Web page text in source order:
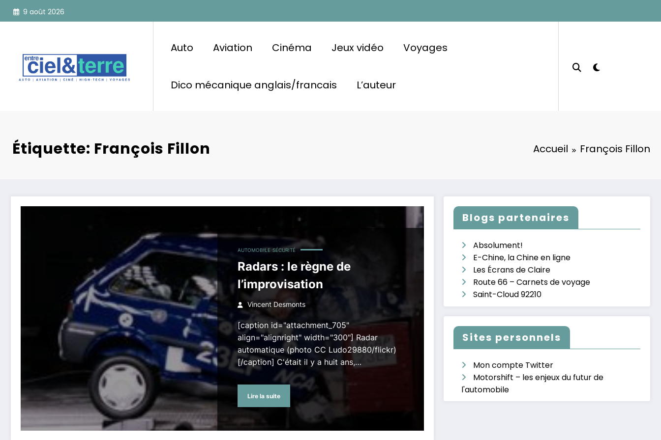
Aller
9 août 2026
Auto Aviation Cinéma Jeux vidéo Voyages
Dico mécanique anglais/francais L’auteur
Étiquette: François Fillon Accueil François Fillon
AUTOMOBILE SÉCURITÉ
Radars : le règne de
l’improvisation
Vincent Desmonts
[caption id="attachment_705"
align="alignright" width="300"] Radar
automatique (photo CC Ludo29880/flickr)
[/caption] C'était il y a huit ans,…
Lire la suite
Blogs partenaires
Absolument!
E-Chine, la Chine en ligne
Les Écrans de Claire
Route 66 – Carnets de voyage
Saint-Cloud 92210
Sites personnels
Mon compte Twitter
Motorshift – les enjeux du futur de
l'automobile